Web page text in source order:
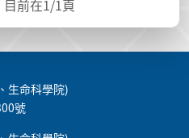
前在1/1頁
生命科學院)
號